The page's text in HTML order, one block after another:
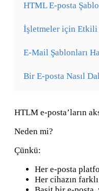
HTML E-posta
İşletmeler için Etkili
E-Mail Şablonları
Bir E-posta Nasıl
HTLM e-posta’ların
Neden mi?
Çünkü:
Her e-posta
Her cihazın